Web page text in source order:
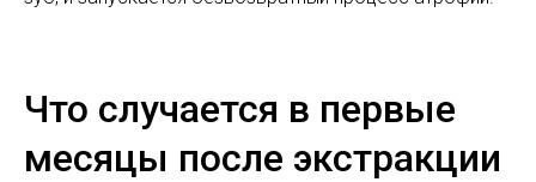
Что случается в первые
месяцы после экстракции